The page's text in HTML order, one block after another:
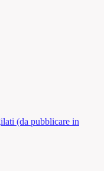
(da pubblicare in